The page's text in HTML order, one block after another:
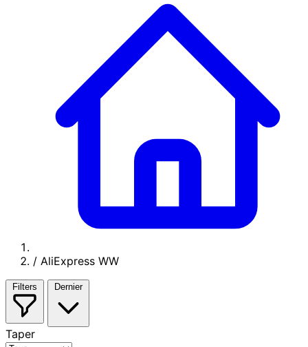
/ AliExpress WW
Filters Dernier
Taper